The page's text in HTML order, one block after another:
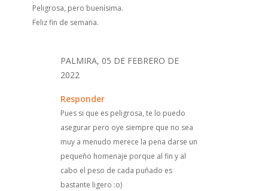
Peligrosa, pero buenísima.
Feliz fin de semana.
PALMIRA, 05 DE FEBRERO DE
2022
Responder
Pues si que es peligrosa, te lo puedo
asegurar pero oye siempre que no sea
muy a menudo merece la pena darse un
pequeño homenaje porque al fin y al
cabo el peso de cada puñado es
bastante ligero :o)